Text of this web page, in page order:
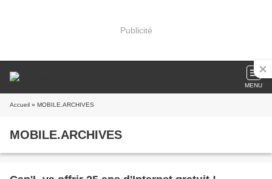
Publicité
MENU
Accueil » MOBILE.ARCHIVES
MOBILE.ARCHIVES